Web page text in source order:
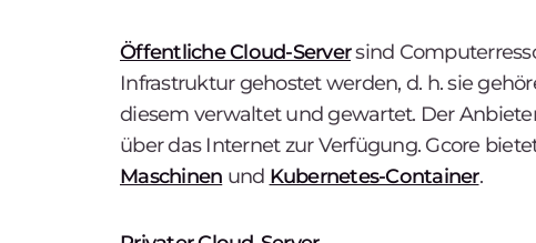
Öffentliche Cloud-Serversind
Infrastruktur gehostet werden, d. h. sie
diesem verwaltet und gewartet. Der
über das Internet zur Verfügung. Gcore
Maschinen und Kubernetes-Container.